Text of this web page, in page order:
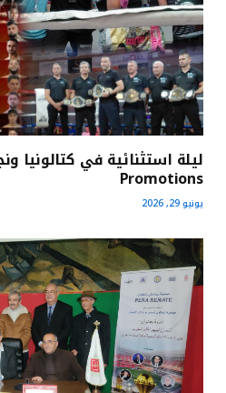
Promotions
يونيو 29, 2026